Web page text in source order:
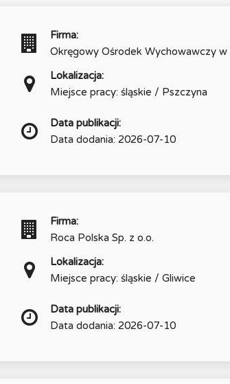
Firma:
Okręgowy Ośrodek Wychowawczy w
Lokalizacja:
Miejsce pracy: śląskie / Pszczyna
Data publikacji:
Data dodania: 2026-07-10
Firma:
Roca Polska Sp. z o.o.
Lokalizacja:
Miejsce pracy: śląskie / Gliwice
Data publikacji:
Data dodania: 2026-07-10